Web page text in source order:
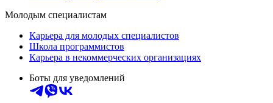
Молодым специалистам
Карьера для молодых специалистов
Школа программистов
Карьера в некоммерческих организациях
Боты для уведомлений